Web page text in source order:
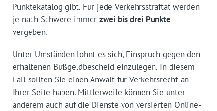
Punktekatalog gibt. Für jede Verkehrsstraftat werden
je nach Schwere immer zwei bis drei Punkte
vergeben.
Unter Umständen lohnt es sich, Einspruch gegen den
erhaltenen Bußgeldbescheid einzulegen. In diesem
Fall sollten Sie einen Anwalt für Verkehrsrecht an
Ihrer Seite haben. Mittlerweile können Sie unter
anderem auch auf die Dienste von versierten Online-